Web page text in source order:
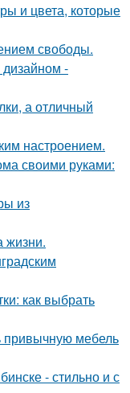
и цвета, которые
свободы.
дизайном -
а отличный
настроением.
своими руками:
из
жизни.
как выбрать
привычную мебель
- стильно и с